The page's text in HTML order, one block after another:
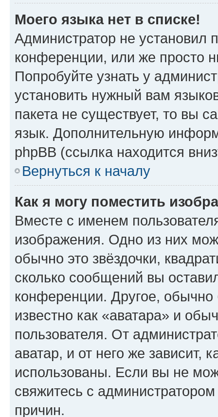
Моего языка нет в списке!
Администратор не установил
конференции, или же просто
Попробуйте узнать у
установить нужный вам
пакета не существует, то вы
язык. Дополнительную
phpBB (ссылка находится
Вернуться к началу
Как я могу поместить
Вместе с именем
изображения. Одно из них
обычно это звёздочки,
сколько сообщений вы
конференции. Другое,
известно как «аватара» и
пользователя. От
аватар, и от него же зависит,
использованы. Если вы не
свяжитесь с
причин.